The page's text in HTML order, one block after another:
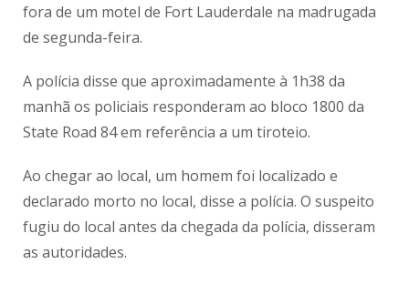
fora de um motel de Fort Lauderdale na madrugada
de segunda-feira.
A polícia disse que aproximadamente à 1h38 da
manhã os policiais responderam ao bloco 1800 da
State Road 84 em referência a um tiroteio.
Ao chegar ao local, um homem foi localizado e
declarado morto no local, disse a polícia. O suspeito
fugiu do local antes da chegada da polícia, disseram
as autoridades.